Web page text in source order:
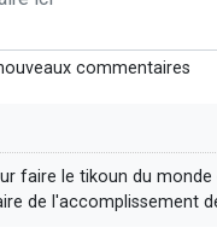
commentaires
faire le tikoun du
de l'accomplissement